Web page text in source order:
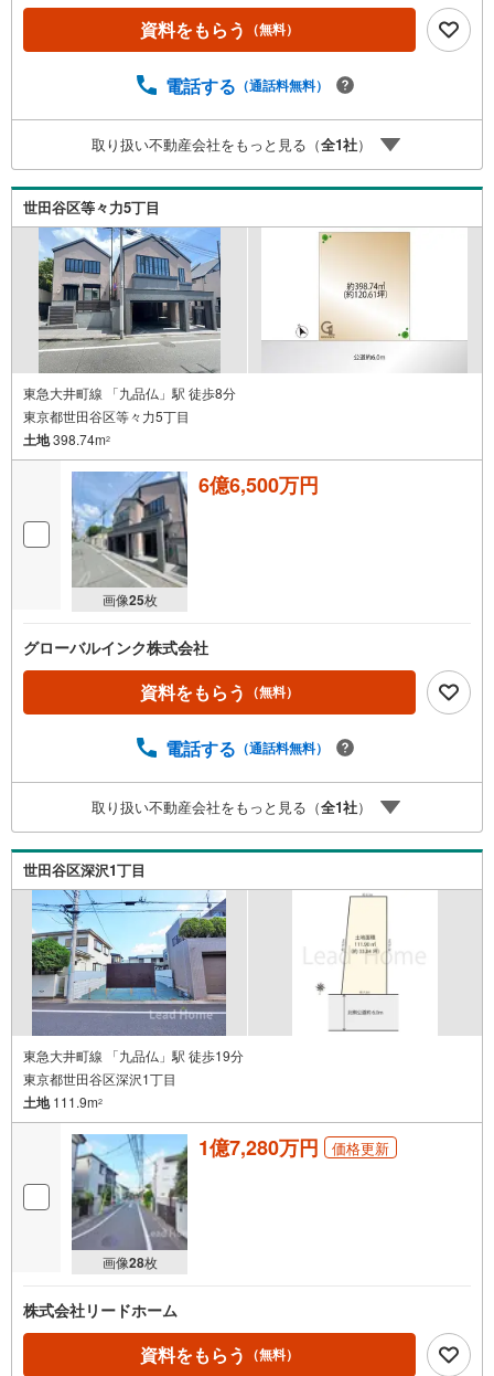
毎日随時開催中 ■ウォールメイトオリジナルの住宅購入・
住替え等について 分かりやすく解説したガイドブックをご
資料をもらう （無料）
電話する （通話料無料）
取り扱い不動産会社をもっと見る（全1社）
世田谷区等々力5丁目
東急大井町線 「九品仏」駅 徒歩8分
東京都世田谷区等々力5丁目
土地398.74m2
画像25枚
6億6,500万円
グローバルインク株式会社
資料をもらう （無料）
電話する （通話料無料）
取り扱い不動産会社をもっと見る（全1社）
世田谷区深沢1丁目
東急大井町線 「九品仏」駅 徒歩19分
東京都世田谷区深沢1丁目
土地111.9m2
画像28枚
1億7,280万円 価格更新
株式会社リードホーム
資料をもらう （無料）